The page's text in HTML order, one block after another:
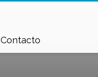
Contacto